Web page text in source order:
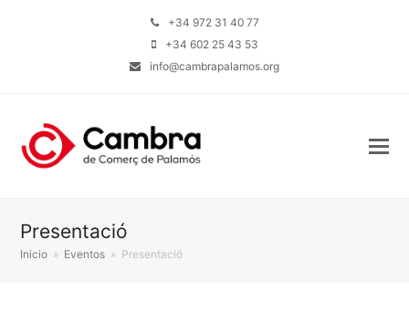
+34 972 31 40 77
+34 602 25 43 53
info@cambrapalamos.org
Presentació
Inicio » Eventos » Presentació